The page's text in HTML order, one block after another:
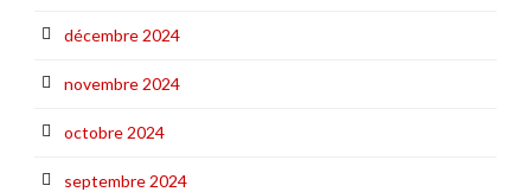
décembre 2024
novembre 2024
octobre 2024
septembre 2024